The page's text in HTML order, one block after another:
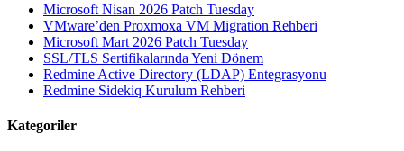
Microsoft Nisan 2026 Patch Tuesday
VMware’den Proxmoxa VM Migration Rehberi
Microsoft Mart 2026 Patch Tuesday
SSL/TLS Sertifikalarında Yeni Dönem
Redmine Active Directory (LDAP) Entegrasyonu
Redmine Sidekiq Kurulum Rehberi
Kategoriler